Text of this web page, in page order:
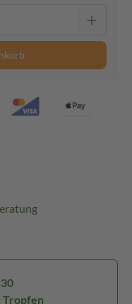
Tropfen